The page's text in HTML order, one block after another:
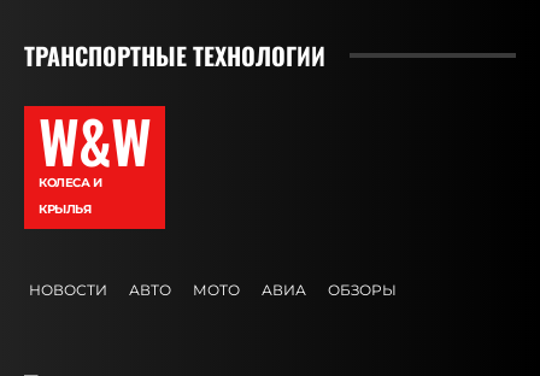
ТРАНСПОРТНЫЕ ТЕХНОЛОГИИ
W&W
КОЛЕСА И
КРЫЛЬЯ
НОВОСТИ АВТО МОТО АВИА ОБЗОРЫ